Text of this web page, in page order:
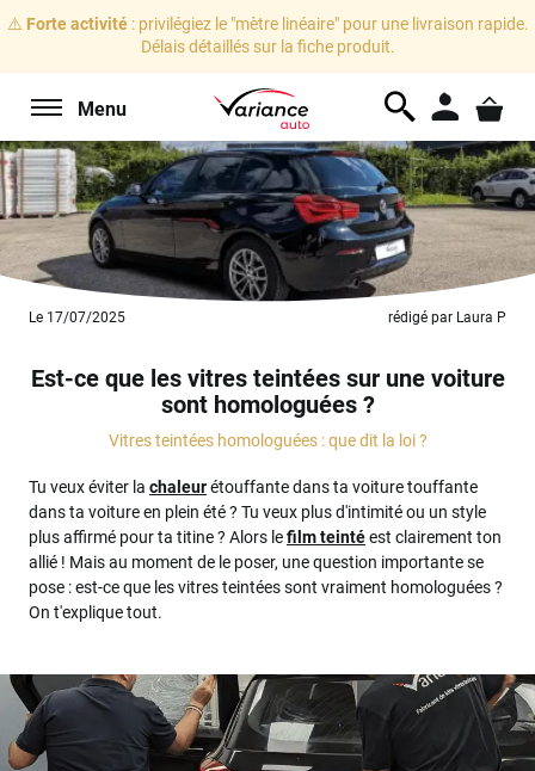
⚠️ Forte activité: privilégiez le "mètre linéaire" pour une livraison rapide.
Délais détaillés sur la fiche produit.
Menu
Le 17/07/2025 rédigé par Laura P
Est-ce que les vitres teintées sur une voiture
sont homologuées ?
Vitres teintées homologuées : que dit la loi ?
Tu veux éviter la chaleurétouffante dans ta voiture touffante
dans ta voiture en plein été ? Tu veux plus d'intimité ou un style
plus affirmé pour ta titine ? Alors lefilm teintéest clairement ton
allié ! Mais au moment de le poser, une question importante se
pose : est-ce que les vitres teintées sont vraiment homologuées ?
On t'explique tout.